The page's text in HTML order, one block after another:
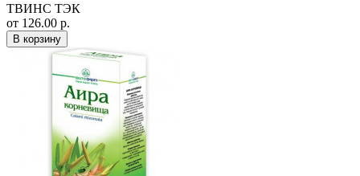
ТВИНС ТЭК
от 126.00 р.
В корзину